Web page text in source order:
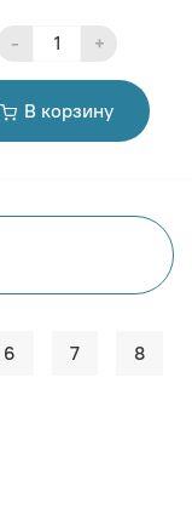
- +
В корзину
6 7 8